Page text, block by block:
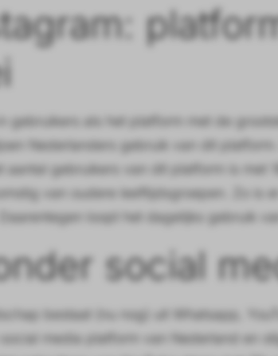
gebruikers als het platform met de
Nederlanders gebruik van dit
gebruikers van dit platform is met
van oudere leeftijdsgroepen. Zo is
loopt het dagelijks gebruik
social
bestaat (nu nog) uit Whatsapp,
media platform van Nederland en